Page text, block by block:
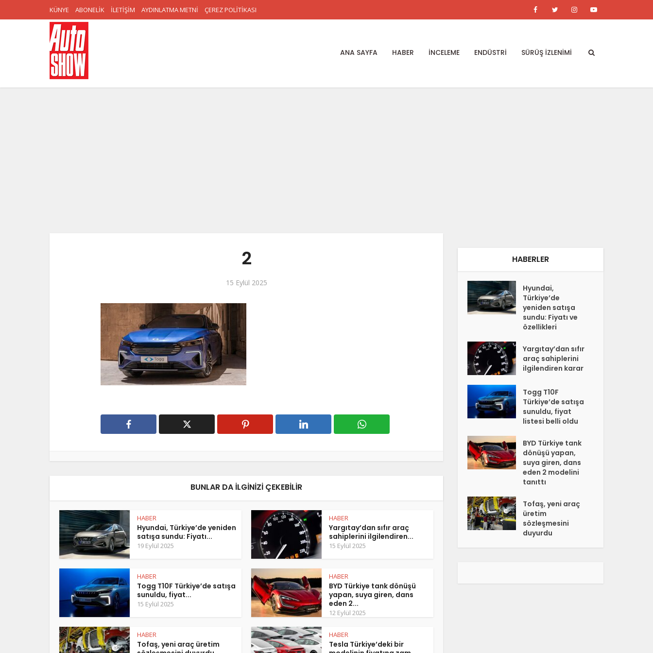
KÜNYE ABONELİK İLETİŞİM AYDINLATMA METNİ ÇEREZ POLİTİKASI
ANA SAYFA HABER İNCELEME ENDÜSTRİ SÜRÜŞ İZLENİMİ
2
15 Eylül 2025
BUNLAR DA ILGINIZI ÇEKEBILIR
HABER
Hyundai, Türkiye’de yeniden
satışa sundu: Fiyatı...
19 Eylül 2025
HABER
Yargıtay’dan sıfır araç
sahiplerini ilgilendiren...
15 Eylül 2025
HABER
Togg T10F Türkiye’de satışa
sunuldu, fiyat...
15 Eylül 2025
HABER
BYD Türkiye tank dönüşü
yapan, suya giren, dans
eden 2...
12 Eylül 2025
HABER
Tofaş, yeni araç üretim
HABER
Tesla Türkiye’deki bir
HABERLER
Hyundai,
Türkiye’de
yeniden satışa
sundu: Fiyatı ve
özellikleri
Yargıtay’dan sıfır
araç sahiplerini
ilgilendiren karar
Togg T10F
Türkiye’de satışa
sunuldu, fiyat
listesi belli oldu
BYD Türkiye tank
dönüşü yapan,
suya giren, dans
eden 2 modelini
tanıttı
Tofaş, yeni araç
üretim
sözleşmesini
duyurdu